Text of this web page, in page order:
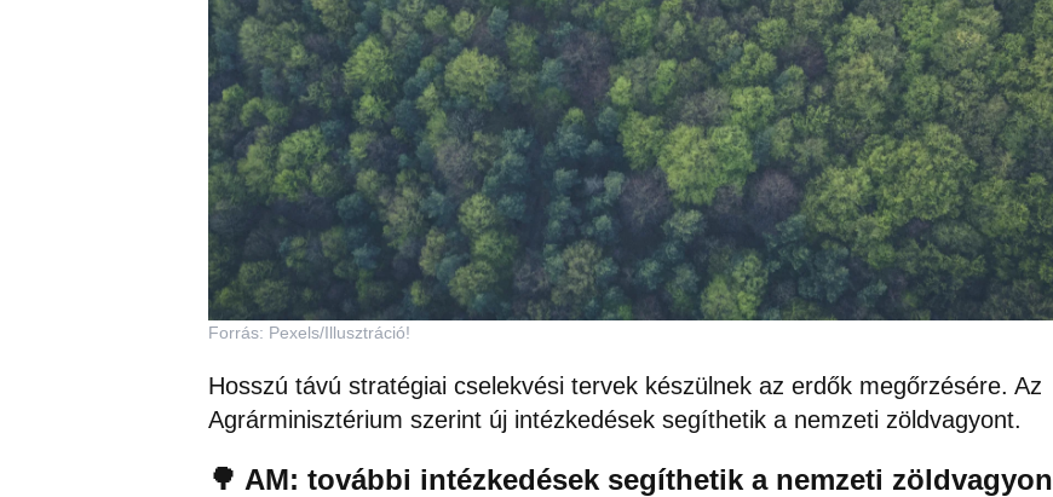
Forrás: Pexels/Illusztráció!
Hosszú távú stratégiai cselekvési tervek készülnek az erdők megőrzésére. Az
Agrárminisztérium szerint új intézkedések segíthetik a nemzeti zöldvagyont.
🌳 AM: további intézkedések segíthetik a nemzeti zöldvagyon